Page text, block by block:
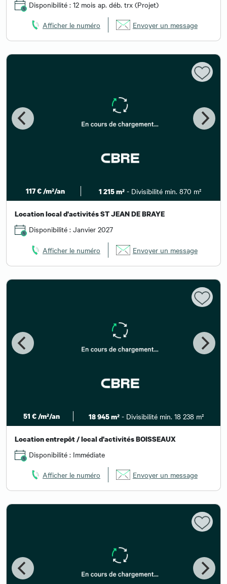
Disponibilité : 12 mois ap. déb. trx (Projet)
Afficher le numéro Envoyer un message
117 € /m²/an 1 215 m²- Divisibilité min. 870 m²
Location local d'activités ST JEAN DE BRAYE
Disponibilité : Janvier 2027
Afficher le numéro Envoyer un message
51 € /m²/an 18 945 m²- Divisibilité min. 18 238 m²
Location entrepôt / local d'activités BOISSEAUX
Disponibilité : Immédiate
Afficher le numéro Envoyer un message